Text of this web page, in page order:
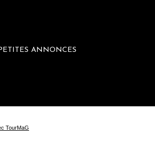
ANNONCES